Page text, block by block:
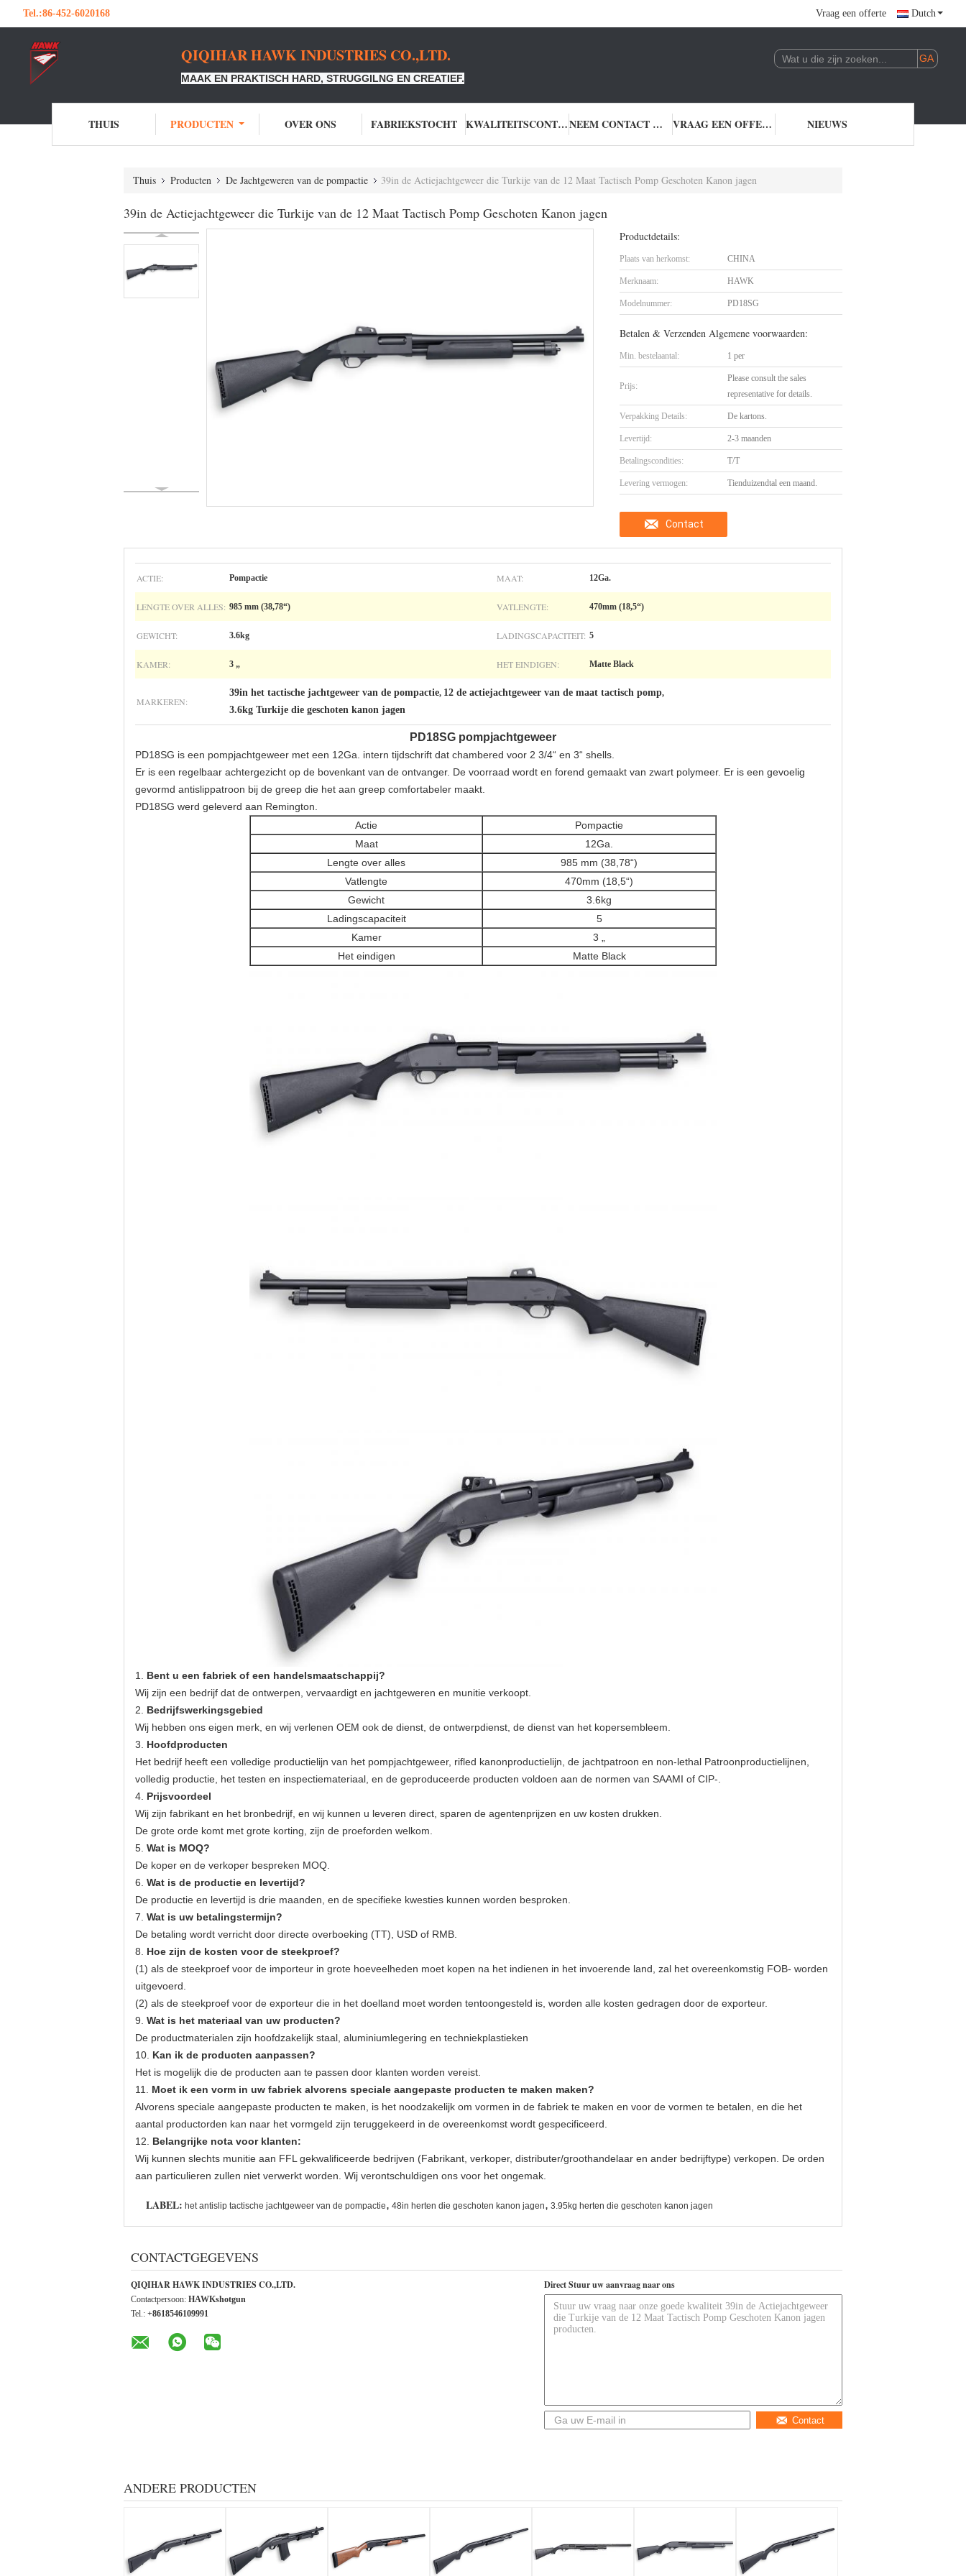
Tel.:86-452-6020168 Vraag een offerte Dutch
QIQIHAR HAWK INDUSTRIES CO.,LTD.
MAAK EN PRAKTISCH HARD, STRUGGILNG EN CREATIEF.
THUIS PRODUCTEN OVER ONS FABRIEKSTOCHT KWALITEITSCONTROLE NEEM CONTACT MET ONS OP VRAAG EEN OFFERTE NIEUWS
Thuis Producten De Jachtgeweren van de pompactie 39in de Actiejachtgeweer die Turkije van de 12 Maat Tactisch Pomp Geschoten Kanon jagen
39in de Actiejachtgeweer die Turkije van de 12 Maat Tactisch Pomp Geschoten Kanon jagen
Productdetails:
Plaats van herkomst: CHINA
Merknaam: HAWK
Modelnummer: PD18SG
Betalen & Verzenden Algemene voorwaarden:
Min. bestelaantal: 1 per
Prijs:
Please consult the sales
representative for details.
Verpakking Details: De kartons.
Levertijd: 2-3 maanden
Betalingscondities: T/T
Levering vermogen: Tienduizendtal een maand.
Contact
ACTIE: Pompactie MAAT: 12Ga.
LENGTE OVER ALLES: 985 mm (38,78“) VATLENGTE: 470mm (18,5“)
GEWICHT: 3.6kg LADINGSCAPACITEIT: 5
KAMER: 3 „ HET EINDIGEN: Matte Black
MARKEREN:
39in het tactische jachtgeweer van de pompactie, 12 de actiejachtgeweer van de maat tactisch pomp,
3.6kg Turkije die geschoten kanon jagen
PD18SG pompjachtgeweer
PD18SG is een pompjachtgeweer met een 12Ga. intern tijdschrift dat chambered voor 2 3/4“ en 3“ shells.
Er is een regelbaar achtergezicht op de bovenkant van de ontvanger. De voorraad wordt en forend gemaakt van zwart polymeer. Er is een gevoelig
gevormd antislippatroon bij de greep die het aan greep comfortabeler maakt.
PD18SG werd geleverd aan Remington.
Actie
Pompactie
Maat
12Ga.
Lengte over alles
985 mm (38,78“)
Vatlengte
470mm (18,5“)
Gewicht
3.6kg
Ladingscapaciteit
5
Kamer
3 „
Het eindigen
Matte Black
1. Bent u een fabriek of een handelsmaatschappij?
Wij zijn een bedrijf dat de ontwerpen, vervaardigt en jachtgeweren en munitie verkoopt.
2. Bedrijfswerkingsgebied
Wij hebben ons eigen merk, en wij verlenen OEM ook de dienst, de ontwerpdienst, de dienst van het kopersembleem.
3. Hoofdproducten
Het bedrijf heeft een volledige productielijn van het pompjachtgeweer, rifled kanonproductielijn, de jachtpatroon en non-lethal Patroonproductielijnen,
volledig productie, het testen en inspectiemateriaal, en de geproduceerde producten voldoen aan de normen van SAAMI of CIP-.
4. Prijsvoordeel
Wij zijn fabrikant en het bronbedrijf, en wij kunnen u leveren direct, sparen de agentenprijzen en uw kosten drukken.
De grote orde komt met grote korting, zijn de proeforden welkom.
5. Wat is MOQ?
De koper en de verkoper bespreken MOQ.
6. Wat is de productie en levertijd?
De productie en levertijd is drie maanden, en de specifieke kwesties kunnen worden besproken.
7. Wat is uw betalingstermijn?
De betaling wordt verricht door directe overboeking (TT), USD of RMB.
8. Hoe zijn de kosten voor de steekproef?
(1) als de steekproef voor de importeur in grote hoeveelheden moet kopen na het indienen in het invoerende land, zal het overeenkomstig FOB- worden
uitgevoerd.
(2) als de steekproef voor de exporteur die in het doelland moet worden tentoongesteld is, worden alle kosten gedragen door de exporteur.
9. Wat is het materiaal van uw producten?
De productmaterialen zijn hoofdzakelijk staal, aluminiumlegering en techniekplastieken
10. Kan ik de producten aanpassen?
Het is mogelijk die de producten aan te passen door klanten worden vereist.
11. Moet ik een vorm in uw fabriek alvorens speciale aangepaste producten te maken maken?
Alvorens speciale aangepaste producten te maken, is het noodzakelijk om vormen in de fabriek te maken en voor de vormen te betalen, en die het
aantal productorden kan naar het vormgeld zijn teruggekeerd in de overeenkomst wordt gespecificeerd.
12. Belangrijke nota voor klanten:
Wij kunnen slechts munitie aan FFL gekwalificeerde bedrijven (Fabrikant, verkoper, distributer/groothandelaar en ander bedrijftype) verkopen. De orden
aan particulieren zullen niet verwerkt worden. Wij verontschuldigen ons voor het ongemak.
LABEL: het antislip tactische jachtgeweer van de pompactie, 48in herten die geschoten kanon jagen, 3.95kg herten die geschoten kanon jagen
CONTACTGEGEVENS
QIQIHAR HAWK INDUSTRIES CO.,LTD.
Contactpersoon: HAWKshotgun
Tel.: +8618546109991
Direct Stuur uw aanvraag naar ons
Contact
ANDERE PRODUCTEN